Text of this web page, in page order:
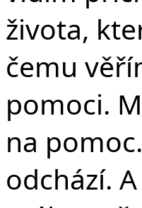
života,
čemu
pomoci.
na
odchází.